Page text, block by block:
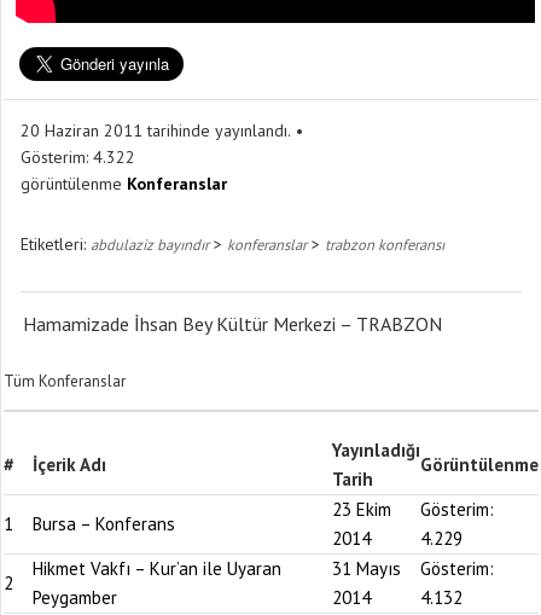
20 Haziran 2011 tarihinde yayınlandı.
Gösterim: 4.322
görüntülenme Konferanslar
Etiketleri: abdulaziz bayındır> konferanslar> trabzon konferansı
Hamamizade İhsan Bey Kültür Merkezi – TRABZON
Tüm Konferanslar
# İçerik Adı
Yayınladığı
Tarih
Görüntülenme
1 Bursa – Konferans
23 Ekim
2014
Gösterim:
4.229
2
Hikmet Vakfı – Kur’an ile Uyaran
Peygamber
31 Mayıs
2014
Gösterim:
4.132